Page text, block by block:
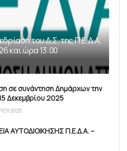
του Δ.Σ. της Π.Ε.Δ.Α,
και ώρα 13:00
σε συνάντηση Δημάρχων την
Δεκεμβρίου 2025
2025
ΑΥΤΟΔΙΟΙΚΗΣΗΣ Π.Ε.Δ.Α. –